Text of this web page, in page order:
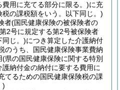
用に充てる部分に限る。)に充
の課税額をいう。以下同じ。)
者(国民健康保険の被保険者の
2号に規定する第2号被保険者
同じ。)につき算定した介護納付
のうち、国民健康保険事業費納
(県の国民健康保険に関する特別
納付金の納付に要する費用に
てるための国民健康保険税の課
)